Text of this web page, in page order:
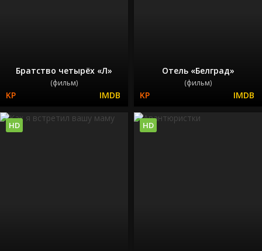
Братство четырёх «Л»
(фильм)
Отель «Белград»
(фильм)
HD HD